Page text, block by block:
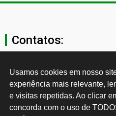
Contatos:
11
Rua Cardoso de Almeida,
Usamos cookies em nosso
experiência mais relevante,
e visitas repetidas. Ao clicar
concorda com o uso de